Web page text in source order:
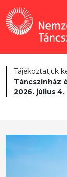
Tájékoztatjuk
Táncszínház
2026. július